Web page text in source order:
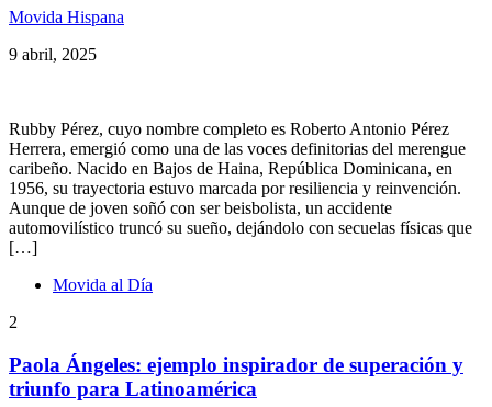
Movida Hispana
9 abril, 2025
Rubby Pérez, cuyo nombre completo es Roberto Antonio Pérez
Herrera, emergió como una de las voces definitorias del merengue
caribeño. Nacido en Bajos de Haina, República Dominicana, en
1956, su trayectoria estuvo marcada por resiliencia y reinvención.
Aunque de joven soñó con ser beisbolista, un accidente
automovilístico truncó su sueño, dejándolo con secuelas físicas que
[…]
Movida al Día
2
Paola Ángeles: ejemplo inspirador de superación y
triunfo para Latinoamérica